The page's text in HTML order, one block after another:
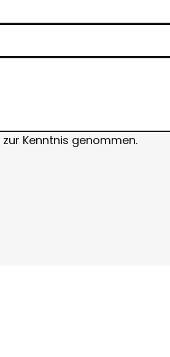
zur Kenntnis genommen.